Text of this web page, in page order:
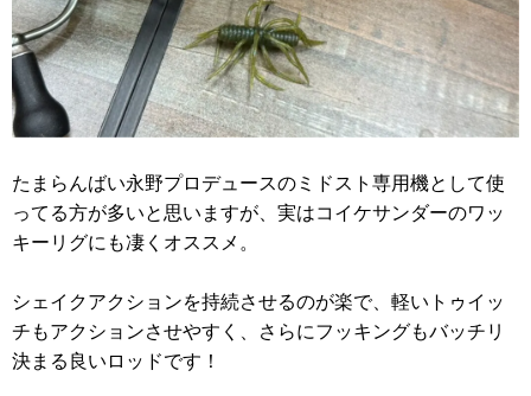
たまらんばい永野プロデュースのミドスト専用機として使
ってる方が多いと思いますが、実はコイケサンダーのワッ
キーリグにも凄くオススメ。
シェイクアクションを持続させるのが楽で、軽いトゥイッ
チもアクションさせやすく、さらにフッキングもバッチリ
決まる良いロッドです！